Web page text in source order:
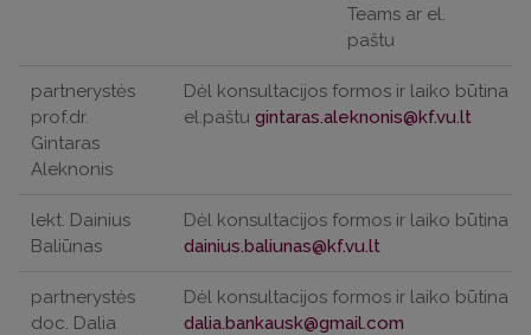
Teams ar el.
paštu
partnerystės
prof.dr.
Gintaras
Aleknonis
Dėl konsultacijos formos ir laiko būtina
el.paštu
lekt. Dainius
Baliūnas
Dėl konsultacijos formos ir laiko būtina
partnerystės
doc. Dalia
Dėl konsultacijos formos ir laiko būtina